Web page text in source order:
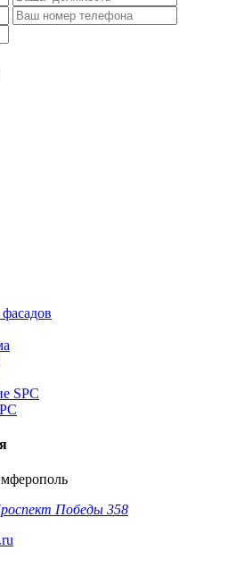
SPC
Победы 358